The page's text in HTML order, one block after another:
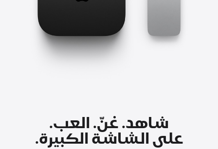
شاهد. غنّ. العب.
على الشاشة الكبيرة.